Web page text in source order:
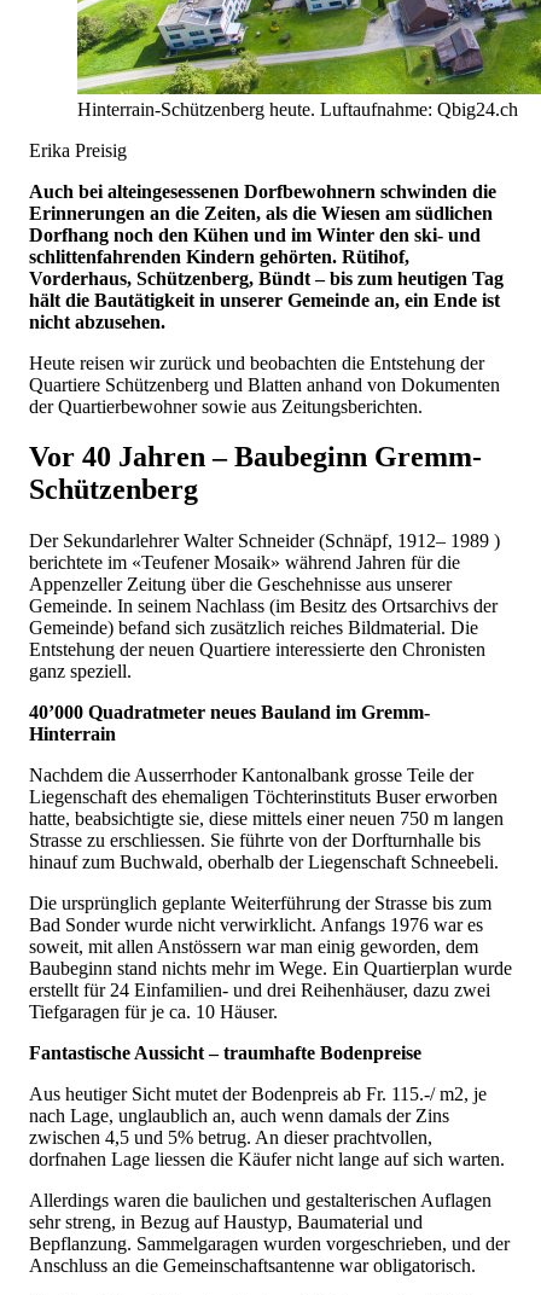
Hinterrain-Schützenberg heute. Luftaufnahme: Qbig24.ch
Erika Preisig
Auch bei alteingesessenen Dorfbewohnern schwinden die
Erinnerungen an die Zeiten, als die Wiesen am südlichen
Dorfhang noch den Kühen und im Winter den ski- und
schlittenfahrenden Kindern gehörten. Rütihof,
Vorderhaus, Schützenberg, Bündt – bis zum heutigen Tag
hält die Bautätigkeit in unserer Gemeinde an, ein Ende ist
nicht abzusehen.
Heute reisen wir zurück und beobachten die Entstehung der
Quartiere Schützenberg und Blatten anhand von Dokumenten
der Quartierbewohner sowie aus Zeitungsberichten.
Vor 40 Jahren – Baubeginn Gremm-
Schützenberg
Der Sekundarlehrer Walter Schneider (Schnäpf, 1912– 1989 )
berichtete im «Teufener Mosaik» während Jahren für die
Appenzeller Zeitung über die Geschehnisse aus unserer
Gemeinde. In seinem Nachlass (im Besitz des Ortsarchivs der
Gemeinde) befand sich zusätzlich reiches Bildmaterial. Die
Entstehung der neuen Quartiere interessierte den Chronisten
ganz speziell.
40’000 Quadratmeter neues Bauland im Gremm-
Hinterrain
Nachdem die Ausserrhoder Kantonalbank grosse Teile der
Liegenschaft des ehemaligen Töchterinstituts Buser erworben
hatte, beabsichtigte sie, diese mittels einer neuen 750 m langen
Strasse zu erschliessen. Sie führte von der Dorfturnhalle bis
hinauf zum Buchwald, oberhalb der Liegenschaft Schneebeli.
Die ursprünglich geplante Weiterführung der Strasse bis zum
Bad Sonder wurde nicht verwirklicht. Anfangs 1976 war es
soweit, mit allen Anstössern war man einig geworden, dem
Baubeginn stand nichts mehr im Wege. Ein Quartierplan wurde
erstellt für 24 Einfamilien- und drei Reihenhäuser, dazu zwei
Tiefgaragen für je ca. 10 Häuser.
Fantastische Aussicht – traumhafte Bodenpreise
Aus heutiger Sicht mutet der Bodenpreis ab Fr. 115.-/ m2, je
nach Lage, unglaublich an, auch wenn damals der Zins
zwischen 4,5 und 5% betrug. An dieser prachtvollen,
dorfnahen Lage liessen die Käufer nicht lange auf sich warten.
Allerdings waren die baulichen und gestalterischen Auflagen
sehr streng, in Bezug auf Haustyp, Baumaterial und
Bepflanzung. Sammelgaragen wurden vorgeschrieben, und der
Anschluss an die Gemeinschaftsantenne war obligatorisch.